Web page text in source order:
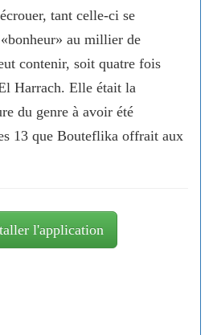
tant celle-ci se
au millier de
contenir, soit quatre fois
Harrach. Elle était la
du genre à avoir été
13 que Bouteflika offrait aux
l'application